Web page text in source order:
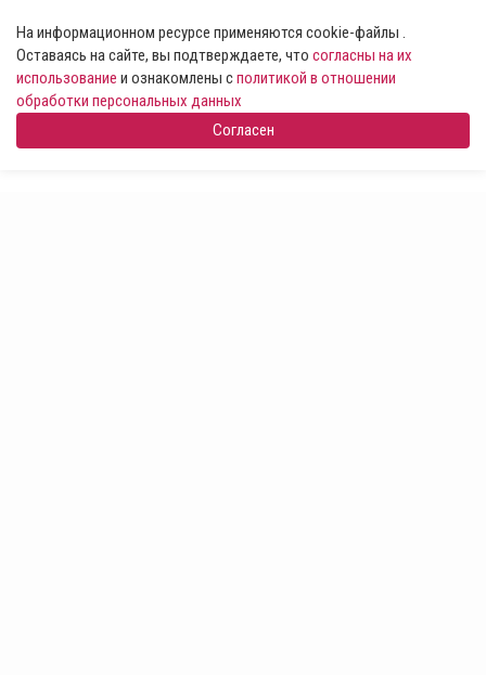
На информационном ресурсе применяются cookie-файлы .
Оставаясь на сайте, вы подтверждаете, что согласны на их
использование и ознакомлены сполитикой в отношении
обработки персональных данных
Согласен